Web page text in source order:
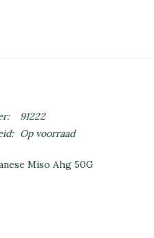
91222
Op voorraad
Miso Ahg 50G